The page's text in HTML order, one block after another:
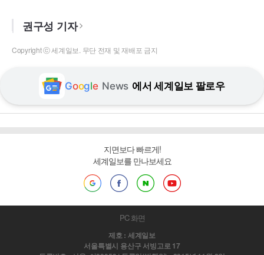
권구성 기자
Copyright ⓒ 세계일보. 무단 전재 및 재배포 금지
Google News 에서 세계일보 팔로우
지면보다 빠르게!
세계일보를 만나보세요
PC 화면
제호 : 세계일보
서울특별시 용산구 서빙고로 17